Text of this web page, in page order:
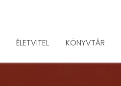
ÉLETVITEL KÖNYVTÁR